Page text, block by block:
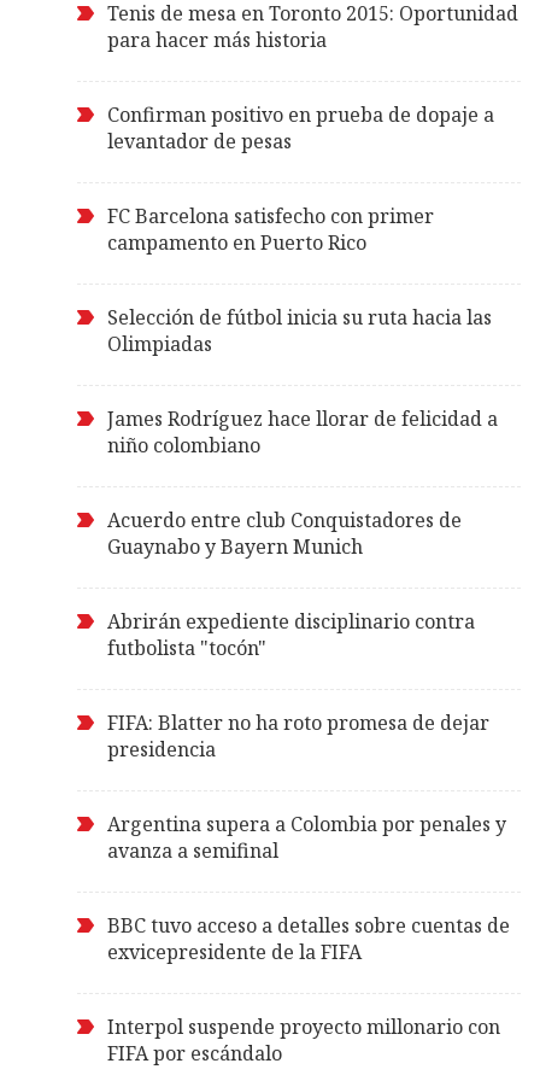
Tenis de mesa en Toronto 2015: Oportunidad
para hacer más historia
Confirman positivo en prueba de dopaje a
levantador de pesas
FC Barcelona satisfecho con primer
campamento en Puerto Rico
Selección de fútbol inicia su ruta hacia las
Olimpiadas
James Rodríguez hace llorar de felicidad a
niño colombiano
Acuerdo entre club Conquistadores de
Guaynabo y Bayern Munich
Abrirán expediente disciplinario contra
futbolista "tocón"
FIFA: Blatter no ha roto promesa de dejar
presidencia
Argentina supera a Colombia por penales y
avanza a semifinal
BBC tuvo acceso a detalles sobre cuentas de
exvicepresidente de la FIFA
Interpol suspende proyecto millonario con
FIFA por escándalo